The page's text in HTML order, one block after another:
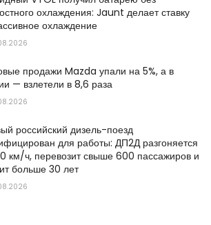
охлаждения: Jaunt делает ставку
охлаждение
продажи Mazda упали на 5%, а в
— взлетели в 8,6 раза
российский дизель-поезд
для работы: ДП2Д разгоняется
км/ч, перевозит свыше 600 пассажиров и
больше 30 лет